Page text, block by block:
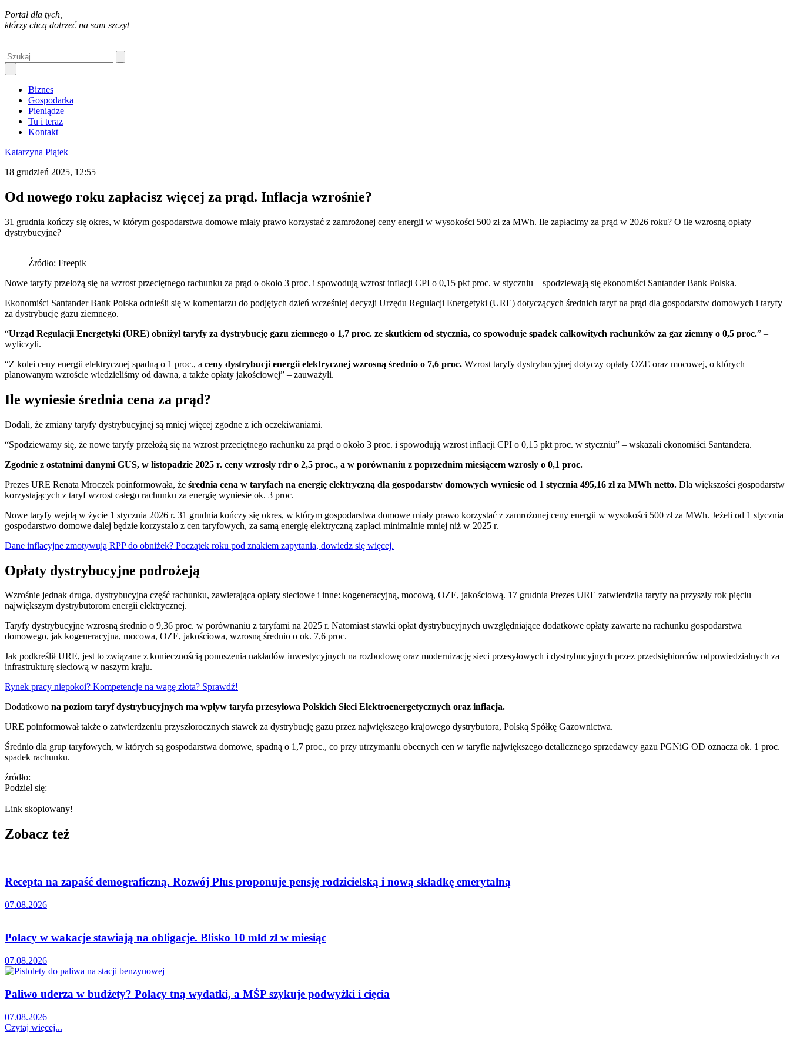
Portal dla tych,
którzy chcą dotrzeć na sam szczyt
Biznes
Gospodarka
Pieniądze
Tu i teraz
Kontakt
Katarzyna Piątek
18 grudzień 2025, 12:55
Od nowego roku zapłacisz więcej za prąd. Inflacja wzrośnie?
31 grudnia kończy się okres, w którym gospodarstwa domowe miały prawo korzystać z zamrożonej ceny energii w wysokości 500 zł za MWh. Ile zapłacimy za prąd w 2026 roku? O ile wzrosną opłaty
dystrybucyjne?
Źródło: Freepik
Nowe taryfy przełożą się na wzrost przeciętnego rachunku za prąd o około 3 proc. i spowodują wzrost inflacji CPI o 0,15 pkt proc. w styczniu – spodziewają się ekonomiści Santander Bank Polska.
Ekonomiści Santander Bank Polska odnieśli się w komentarzu do podjętych dzień wcześniej decyzji Urzędu Regulacji Energetyki (URE) dotyczących średnich taryf na prąd dla gospodarstw domowych i taryfy
za dystrybucję gazu ziemnego.
“Urząd Regulacji Energetyki (URE) obniżył taryfy za dystrybucję gazu ziemnego o 1,7 proc. ze skutkiem od stycznia, co spowoduje spadek całkowitych rachunków za gaz ziemny o 0,5 proc.” –
wyliczyli.
“Z kolei ceny energii elektrycznej spadną o 1 proc., a ceny dystrybucji energii elektrycznej wzrosną średnio o 7,6 proc. Wzrost taryfy dystrybucyjnej dotyczy opłaty OZE oraz mocowej, o których
planowanym wzroście wiedzieliśmy od dawna, a także opłaty jakościowej” – zauważyli.
Ile wyniesie średnia cena za prąd?
Dodali, że zmiany taryfy dystrybucyjnej są mniej więcej zgodne z ich oczekiwaniami.
“Spodziewamy się, że nowe taryfy przełożą się na wzrost przeciętnego rachunku za prąd o około 3 proc. i spowodują wzrost inflacji CPI o 0,15 pkt proc. w styczniu” – wskazali ekonomiści Santandera.
Zgodnie z ostatnimi danymi GUS, w listopadzie 2025 r. ceny wzrosły rdr o 2,5 proc., a w porównaniu z poprzednim miesiącem wzrosły o 0,1 proc.
Prezes URE Renata Mroczek poinformowała, że średnia cena w taryfach na energię elektryczną dla gospodarstw domowych wyniesie od 1 stycznia 495,16 zł za MWh netto. Dla większości gospodarstw
korzystających z taryf wzrost całego rachunku za energię wyniesie ok. 3 proc.
Nowe taryfy wejdą w życie 1 stycznia 2026 r. 31 grudnia kończy się okres, w którym gospodarstwa domowe miały prawo korzystać z zamrożonej ceny energii w wysokości 500 zł za MWh. Jeżeli od 1 stycznia
gospodarstwo domowe dalej będzie korzystało z cen taryfowych, za samą energię elektryczną zapłaci minimalnie mniej niż w 2025 r.
Dane inflacyjne zmotywują RPP do obniżek? Początek roku pod znakiem zapytania, dowiedz się więcej.
Opłaty dystrybucyjne podrożeją
Wzrośnie jednak druga, dystrybucyjna część rachunku, zawierająca opłaty sieciowe i inne: kogeneracyjną, mocową, OZE, jakościową. 17 grudnia Prezes URE zatwierdziła taryfy na przyszły rok pięciu
największym dystrybutorom energii elektrycznej.
Taryfy dystrybucyjne wzrosną średnio o 9,36 proc. w porównaniu z taryfami na 2025 r. Natomiast stawki opłat dystrybucyjnych uwzględniające dodatkowe opłaty zawarte na rachunku gospodarstwa
domowego, jak kogeneracyjna, mocowa, OZE, jakościowa, wzrosną średnio o ok. 7,6 proc.
Jak podkreślił URE, jest to związane z koniecznością ponoszenia nakładów inwestycyjnych na rozbudowę oraz modernizację sieci przesyłowych i dystrybucyjnych przez przedsiębiorców odpowiedzialnych za
infrastrukturę sieciową w naszym kraju.
Rynek pracy niepokoi? Kompetencje na wagę złota? Sprawdź!
Dodatkowo na poziom taryf dystrybucyjnych ma wpływ taryfa przesyłowa Polskich Sieci Elektroenergetycznych oraz inflacja.
URE poinformował także o zatwierdzeniu przyszłorocznych stawek za dystrybucję gazu przez największego krajowego dystrybutora, Polską Spółkę Gazownictwa.
Średnio dla grup taryfowych, w których są gospodarstwa domowe, spadną o 1,7 proc., co przy utrzymaniu obecnych cen w taryfie największego detalicznego sprzedawcy gazu PGNiG OD oznacza ok. 1 proc.
spadek rachunku.
źródło:
Podziel się:
Link skopiowany!
Zobacz też
Recepta na zapaść demograficzną. Rozwój Plus proponuje pensję rodzicielską i nową składkę emerytalną
07.08.2026
Polacy w wakacje stawiają na obligacje. Blisko 10 mld zł w miesiąc
07.08.2026
Paliwo uderza w budżety? Polacy tną wydatki, a MŚP szykuje podwyżki i cięcia
07.08.2026
Czytaj więcej...